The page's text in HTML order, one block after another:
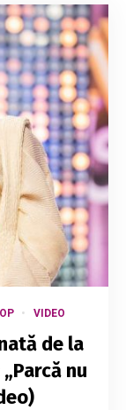
VIDEO
de la
nu